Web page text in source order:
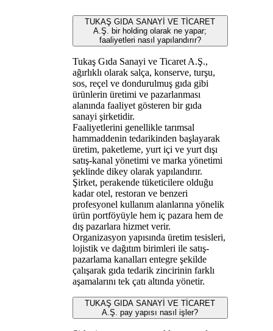
TUKAŞ GIDA SANAYİ VE TİCARET
A.Ş. bir holding olarak ne yapar;
faaliyetleri nasıl yapılandırır?
Tukaş Gıda Sanayi ve Ticaret A.Ş.,
ağırlıklı olarak salça, konserve, turşu,
sos, reçel ve dondurulmuş gıda gibi
ürünlerin üretimi ve pazarlanması
alanında faaliyet gösteren bir gıda
sanayi şirketidir.
Faaliyetlerini genellikle tarımsal
hammaddenin tedarikinden başlayarak
üretim, paketleme, yurt içi ve yurt dışı
satış-kanal yönetimi ve marka yönetimi
şeklinde dikey olarak yapılandırır.
Şirket, perakende tüketicilere olduğu
kadar otel, restoran ve benzeri
profesyonel kullanım alanlarına yönelik
ürün portföyüyle hem iç pazara hem de
dış pazarlara hizmet verir.
Organizasyon yapısında üretim tesisleri,
lojistik ve dağıtım birimleri ile satış-
pazarlama kanalları entegre şekilde
çalışarak gıda tedarik zincirinin farklı
aşamalarını tek çatı altında yönetir.
TUKAŞ GIDA SANAYİ VE TİCARET
A.Ş. pay yapısı nasıl işler?